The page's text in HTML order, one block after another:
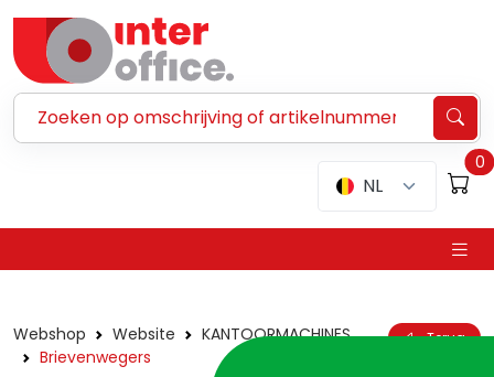
NL
0
Webshop Website
KANTOORMACHINES
Brievenwegers
Terug